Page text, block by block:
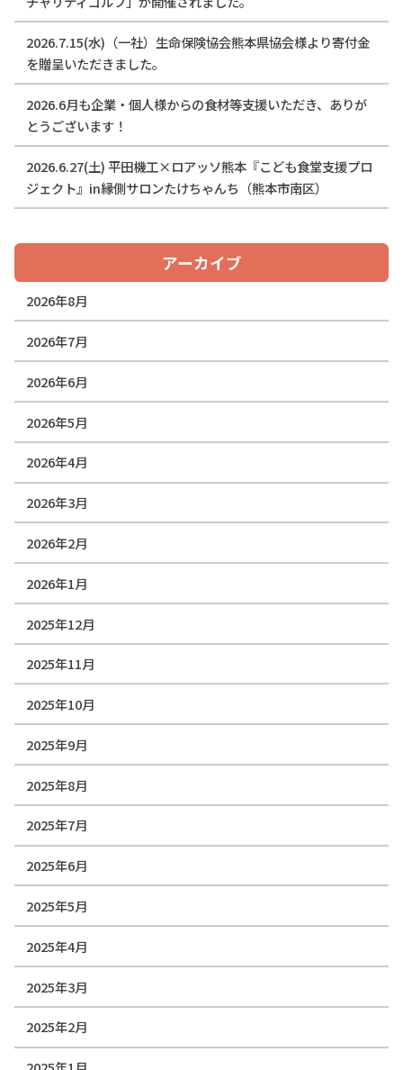
2026.7.15(水)（一社）生命保険協会熊本県協会様より寄付金
を贈呈いただきました。
2026.6月も企業・個人様からの食材等支援いただき、ありが
とうございます！
2026.6.27(土) 平田機工×ロアッソ熊本『こども食堂支援プロ
ジェクト』in縁側サロンたけちゃんち（熊本市南区）
アーカイブ
2026年8月
2026年7月
2026年6月
2026年5月
2026年4月
2026年3月
2026年2月
2026年1月
2025年12月
2025年11月
2025年10月
2025年9月
2025年8月
2025年7月
2025年6月
2025年5月
2025年4月
2025年3月
2025年2月